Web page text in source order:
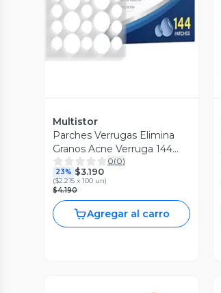
Multistor
Parches Verrugas Elimina
Granos Acne Verruga 144
Parches
0(0)
23% $3.190
($2.215 x 100 un)
$4.190
Agregar al carro